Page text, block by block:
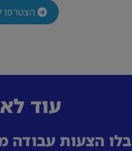
הצטרפו
עוד
הצעות עבודה